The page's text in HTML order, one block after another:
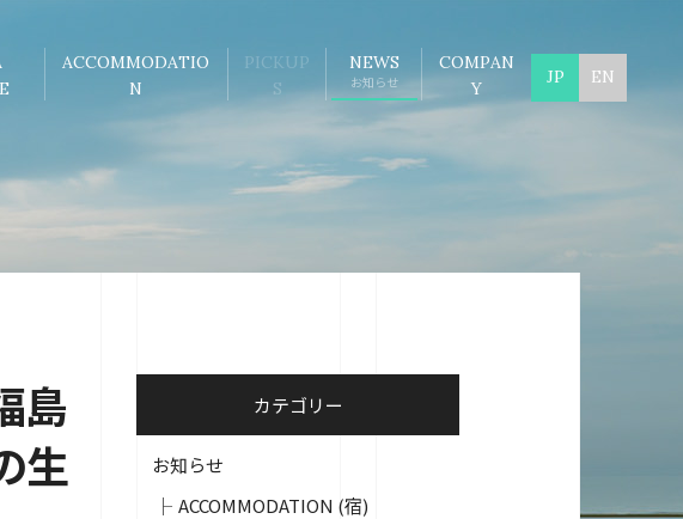
ACCOMMODATIO
N
PICKUP
S
NEWS
お知らせ
COMPAN
Y
JP EN
島
生
カテゴリー
お知らせ
ACCOMMODATION (宿)